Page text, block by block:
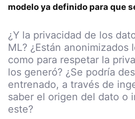
modelo ya definido para que
¿Y la privacidad de los
ML? ¿Están anonimizados
como para respetar la
los generó? ¿Se podría
entrenado, a través de
saber el origen del dato o
este?